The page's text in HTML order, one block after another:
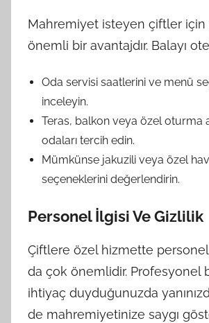
Mahremiyet isteyen çiftler için
önemli bir avantajdır. Balayı
Oda servisi saatlerini ve menü
inceleyin.
Teras, balkon veya özel oturma
odaları tercih edin.
Mümkünse jakuzili veya özel
seçeneklerini değerlendirin.
Personel İlgisi Ve Gizlilik
Çiftlere özel hizmette
da çok önemlidir. Profesyonel
ihtiyaç duyduğunuzda
de mahremiyetinize saygı